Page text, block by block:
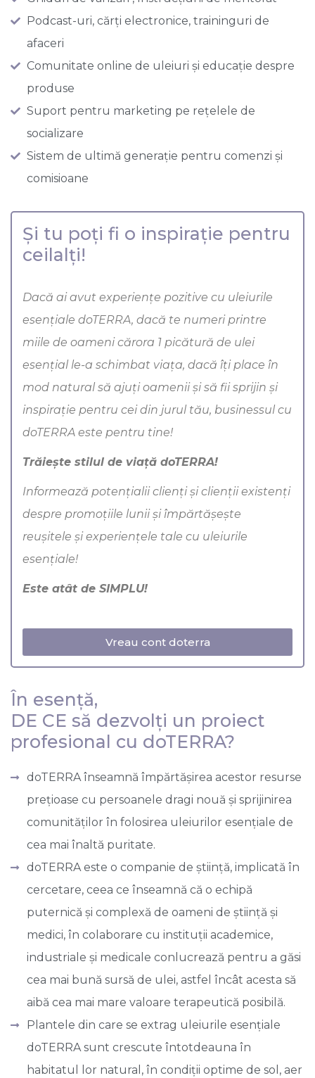
Podcast-uri, cărți electronice, traininguri de
afaceri
Comunitate online de uleiuri și educație despre
produse
Suport pentru marketing pe rețelele de
socializare
Sistem de ultimă generație pentru comenzi și
comisioane
Și tu poți fi o inspirație pentru
ceilalți!
Dacă ai avut experiențe pozitive cu uleiurile
esențiale doTERRA, dacă te numeri printre
miile de oameni cărora 1 picătură de ulei
esențial le-a schimbat viața, dacă îți place în
mod natural să ajuți oamenii și să fii sprijin și
inspirație pentru cei din jurul tău, businessul cu
doTERRA este pentru tine!
Trăiește stilul de viață doTERRA!
Informează potențialii clienți și clienții existenți
despre promoțiile lunii și împărtășește
reușitele și experiențele tale cu uleiurile
esențiale!
Este atât de SIMPLU!
Vreau cont doterra
În esență,
DE CE să dezvolți un proiect
profesional cu doTERRA?
doTERRA înseamnă împărtășirea acestor resurse
prețioase cu persoanele dragi nouă și sprijinirea
comunităților în folosirea uleiurilor esențiale de
cea mai înaltă puritate.
doTERRA este o companie de știință, implicată în
cercetare, ceea ce înseamnă că o echipă
puternică și complexă de oameni de știință și
medici, în colaborare cu instituții academice,
industriale și medicale conlucrează pentru a găsi
cea mai bună sursă de ulei, astfel încât acesta să
aibă cea mai mare valoare terapeutică posibilă.
Plantele din care se extrag uleiurile esențiale
doTERRA sunt crescute întotdeauna în
habitatul lor natural, în condiții optime de sol, aer